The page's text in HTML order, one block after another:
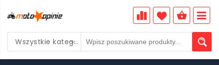
Wszystkie kategorie